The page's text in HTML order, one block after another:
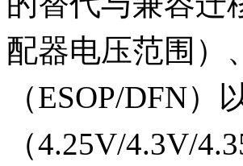
配器电压范围）
（ESOP/DFN
（4.25V/4.3V/